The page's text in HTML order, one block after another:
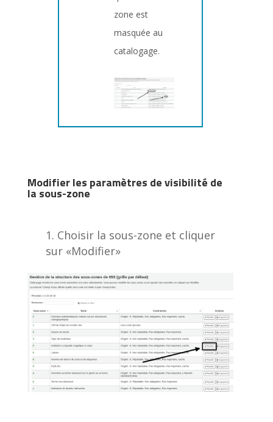
zone est
masquée au
catalogage.
Modifier les paramètres de visibilité de
la sous-zone
Choisir la sous-zone et cliquer
sur «Modifier»